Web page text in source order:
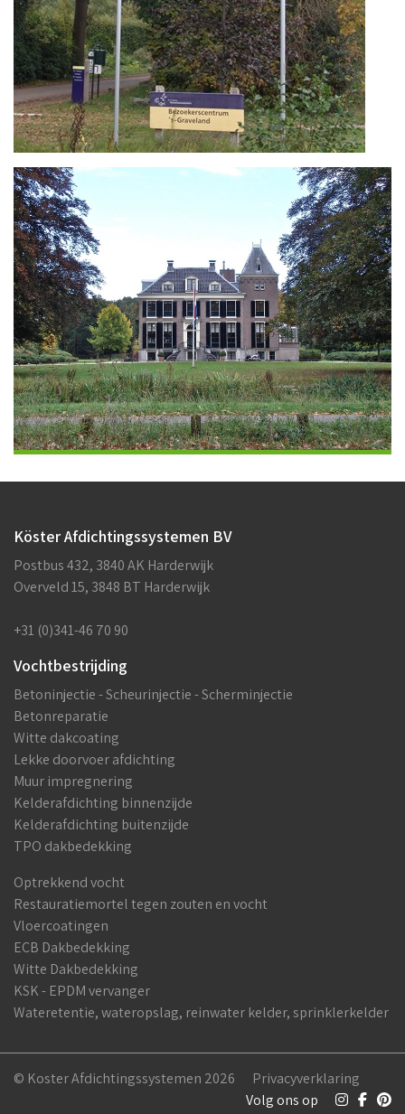
Köster Afdichtingssystemen BV
Postbus 432, 3840 AK Harderwijk
Overveld 15, 3848 BT Harderwijk
+31 (0)341-46 70 90
Vochtbestrijding
Betoninjectie - Scheurinjectie - Scherminjectie
Betonreparatie
Witte dakcoating
Lekke doorvoer afdichting
Muur impregnering
Kelderafdichting binnenzijde
Kelderafdichting buitenzijde
TPO dakbedekking
Optrekkend vocht
Restauratiemortel tegen zouten en vocht
Vloercoatingen
ECB Dakbedekking
Witte Dakbedekking
KSK - EPDM vervanger
Wateretentie, wateropslag, reinwater kelder, sprinklerkelder
© Koster Afdichtingssystemen 2026
Privacyverklaring
Volg ons op